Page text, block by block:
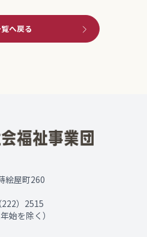
へ戻る
絵屋町260
222）2515
始を除く）